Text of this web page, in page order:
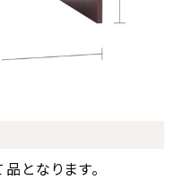
となります。